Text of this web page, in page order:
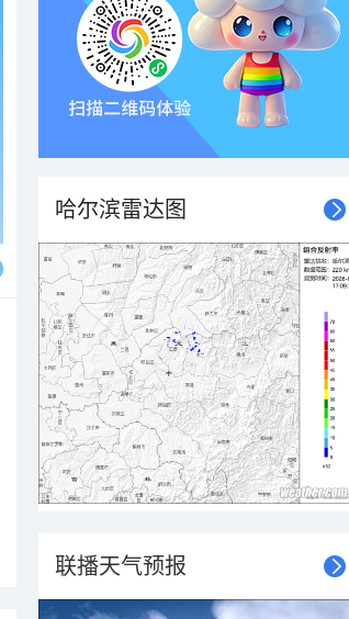
哈尔滨雷达图
联播天气预报